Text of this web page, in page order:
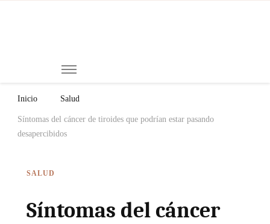
Inicio Salud
Síntomas del cáncer de tiroides que podrían estar pasando
desapercibidos
SALUD
Síntomas del cáncer